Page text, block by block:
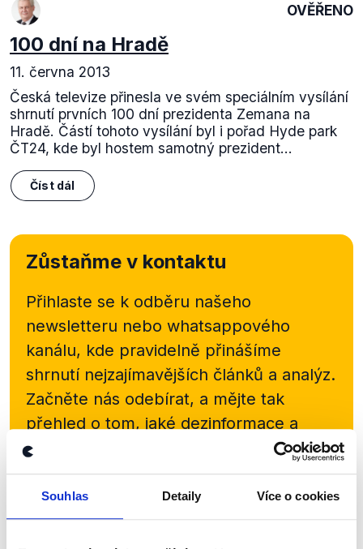
Souhlas Detaily Více o cookies
OVĚŘENO
100 dní na Hradě
11. června 2013
Česká televize přinesla ve svém speciálním vysílání
shrnutí prvních 100 dní prezidenta Zemana na
Hradě. Částí tohoto vysílání byl i pořad Hyde park
ČT24, kde byl hostem samotný prezident...
Číst dál
Zůstaňme v kontaktu
Přihlaste se k odběru našeho
newsletteru nebo whatsappového
kanálu, kde pravidelně přinášíme
shrnutí nejzajímavějších článků a analýz.
Začněte nás odebírat, a mějte tak
přehled o tom, jaké dezinformace a
nepravdy se zrovna v Česku šíří.
Newsletter WhatsApp